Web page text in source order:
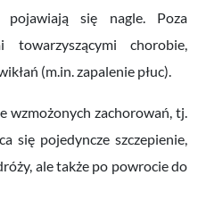
pojawiają się nagle. Poza
towarzyszącymi chorobie,
(m.in. zapalenie płuc).
wzmożonych zachorowań, tj.
się pojedyncze szczepienie,
ale także po powrocie do